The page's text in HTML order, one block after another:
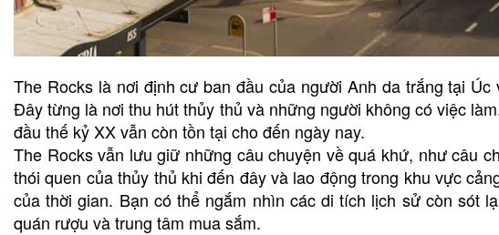
The Rocks là nơi định cư ban đầu của người Anh da trắng tại
Đây từng là nơi thu hút thủy thủ và những người không có việc
đầu thế kỷ XX vẫn còn tồn tại cho đến ngày nay.
The Rocks vẫn lưu giữ những câu chuyện về quá khứ, như câu
thói quen của thủy thủ khi đến đây và lao động trong khu vực
của thời gian. Bạn có thể ngắm nhìn các di tích lịch sử còn sót
quán rượu và trung tâm mua sắm.